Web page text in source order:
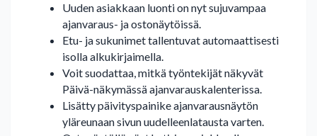
Uuden asiakkaan luonti on nyt sujuvampaa
ajanvaraus- ja ostonäytöissä.
Etu- ja sukunimet tallentuvat automaattisesti
isolla alkukirjaimella.
Voit suodattaa, mitkä työntekijät näkyvät
Päivä-näkymässä ajanvarauskalenterissa.
Lisätty päivityspainike ajanvarausnäytön
yläreunaan sivun uudelleenlatausta varten.